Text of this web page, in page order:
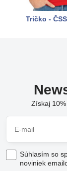
Tričko -
Získaj
Súhlasím so
noviniek